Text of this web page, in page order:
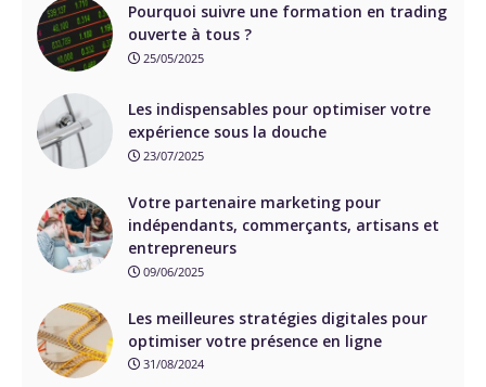
Pourquoi suivre une formation en trading
ouverte à tous ?
25/05/2025
Les indispensables pour optimiser votre
expérience sous la douche
23/07/2025
Votre partenaire marketing pour
indépendants, commerçants, artisans et
entrepreneurs
09/06/2025
Les meilleures stratégies digitales pour
optimiser votre présence en ligne
31/08/2024